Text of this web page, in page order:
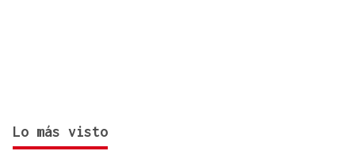
Lo más visto